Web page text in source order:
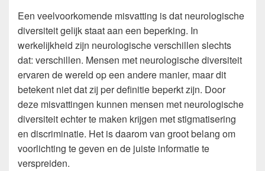
Een veelvoorkomende misvatting is dat neurologische
diversiteit gelijk staat aan een beperking. In
werkelijkheid zijn neurologische verschillen slechts
dat: verschillen. Mensen met neurologische diversiteit
ervaren de wereld op een andere manier, maar dit
betekent niet dat zij per definitie beperkt zijn. Door
deze misvattingen kunnen mensen met neurologische
diversiteit echter te maken krijgen met stigmatisering
en discriminatie. Het is daarom van groot belang om
voorlichting te geven en de juiste informatie te
verspreiden.